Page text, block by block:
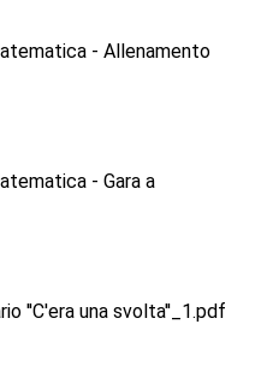
- Allenamento
- Gara a
''C'era una svolta''_1.pdf